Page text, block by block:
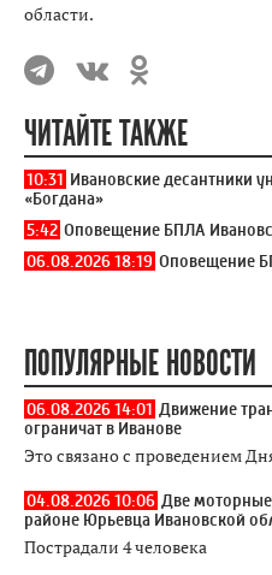
области.
ЧИТАЙТЕ ТАКЖЕ
10:31 Ивановские десантники
«Богдана»
5:42 Оповещение БПЛА
06.08.2026 18:19 Оповещение
ПОПУЛЯРНЫЕ НОВОСТИ
06.08.2026 14:01 Движение
ограничат в Иванове
Это связано с проведением
04.08.2026 10:06 Две моторные
районе Юрьевца Ивановской
Пострадали 4 человека